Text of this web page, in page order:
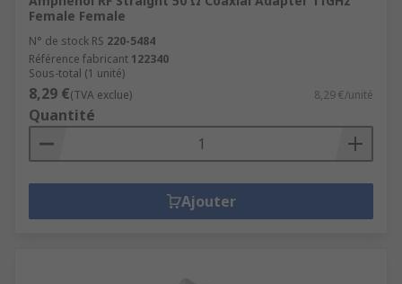
Female Female
N° de stock RS 220-5484
Référence fabricant 122340
Sous-total (1 unité)
8,29 €(TVA exclue) 8,29 €/unité
Quantité
Ajouter